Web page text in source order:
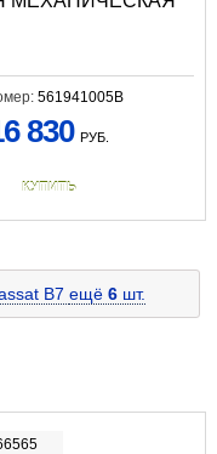
561941005B
830 РУБ.
КУПИТЬ
B7 ещё 6 шт.